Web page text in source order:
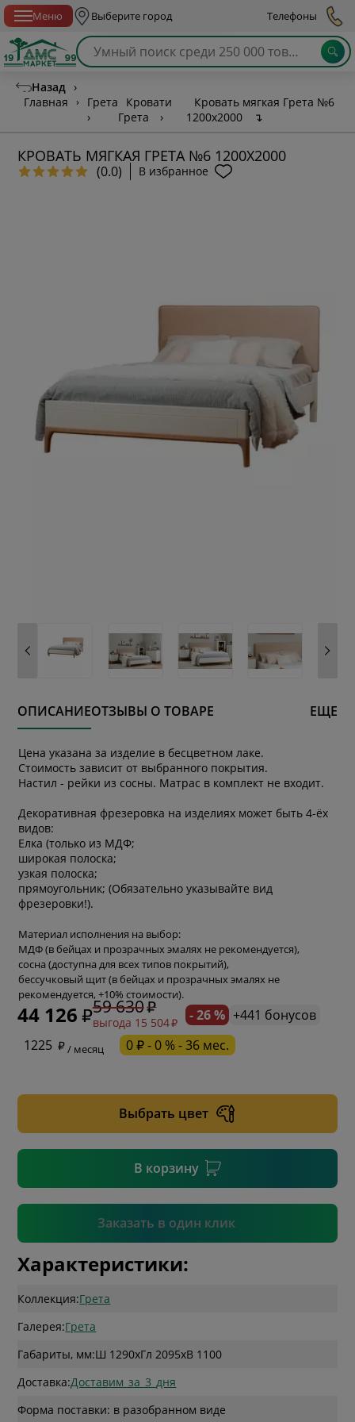
Меню Выберите город Телефоны
Назад ›
Главная
›
Грета
›
Кровати
Грета
›
Кровать мягкая Грета №6
1200х2000
↴
КРОВАТЬ МЯГКАЯ ГРЕТА №6 1200Х2000
(0.0) В избранное
ОПИСАНИЕОТЗЫВЫ О ТОВАРЕ ЕЩЕ
Цена указана за изделие в бесцветном лаке.
Стоимость зависит от выбранного покрытия.
Настил - рейки из сосны. Матрас в комплект не входит.
Декоративная фрезеровка на изделиях может быть 4-ёх
видов:
Елка (только из МДФ;
широкая полоска;
узкая полоска;
прямоугольник; (Обязательно указывайте вид
фрезеровки!).
Материал исполнения на выбор:
МДФ (в бейцах и прозрачных эмалях не рекомендуется),
сосна (доступна для всех типов покрытий),
бессучковый щит (в бейцах и прозрачных эмалях не
рекомендуется, +10% стоимости).
44 126 59 630
выгода 15 504 - 26 % +441 бонусов
1225
/ месяц 0 ₽ - 0 % - 36 мес.
Выбрать цвет
В корзину
Заказать в один клик
* обязательное поле
Подтвердить
Характеристики:
Коллекция:Грета
Галерея:Грета
Габариты, мм:Ш 1290xГл 2095xВ 1100
Доставка:Доставим_за_3_дня
Форма поставки: в разобранном виде